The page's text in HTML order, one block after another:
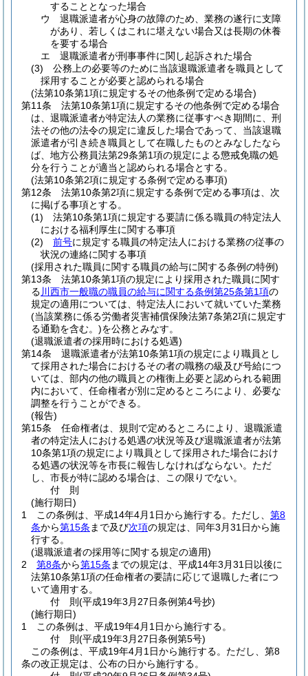
することとなった場合
ウ
退職派遣者が心身の故障のため、業務の遂行に支障
があり、若しくはこれに堪えない場合又は長期の休養
を要する場合
エ
退職派遣者が刑事事件に関し起訴された場合
(3)
公務上の必要等のために当該退職派遣者を職員として
採用することが必要と認められる場合
(法第10条第1項に規定するその他条例で定める場合)
第11条
法第10条第1項に規定するその他条例で定める場合
は、退職派遣者が特定法人の業務に従事すべき期間に、刑
法その他の法令の規定に違反した場合であって、当該退職
派遣者が引き続き職員として在職したものとみなしたなら
ば、地方公務員法第29条第1項の規定による懲戒免職の処
分を行うことが適当と認められる場合とする。
(法第10条第2項に規定する条例で定める事項)
第12条
法第10条第2項に規定する条例で定める事項は、次
に掲げる事項とする。
(1)
法第10条第1項に規定する要請に係る職員の特定法人
における福利厚生に関する事項
(2)
前号に規定する職員の特定法人における業務の従事の
状況の連絡に関する事項
(採用された職員に関する職員の給与に関する条例の特例)
第13条
法第10条第1項の規定により採用された職員に関す
る 川西市一般職の職員の給与に関する条例第25条第1項の
規定の適用については、特定法人において就いていた業務
(当該業務に係る労働者災害補償保険法第7条第2項に規定す
る通勤を含む。)を公務とみなす。
(退職派遣者の採用時における処遇)
第14条
退職派遣者が法第10条第1項の規定により職員とし
て採用された場合におけるその者の職務の級及び号給につ
いては、部内の他の職員との権衡上必要と認められる範囲
内において、任命権者が別に定めるところにより、必要な
調整を行うことができる。
(報告)
第15条
任命権者は、規則で定めるところにより、退職派遣
者の特定法人における処遇の状況等及び退職派遣者が法第
10条第1項の規定により職員として採用された場合におけ
る処遇の状況等を市長に報告しなければならない。 ただ
し、市長が特に認める場合は、この限りでない。
付 則
(施行期日)
1
この条例は、平成14年4月1日から施行する。 ただし、 第8
条から第15条 まで及び次項の規定は、同年3月31日から施
行する。
(退職派遣者の採用等に関する規定の適用)
2
第8条から第15条 までの規定は、平成14年3月31日以後に
法第10条第1項の任命権者の要請に応じて退職した者につ
いて適用する。
付 則(平成19年3月27日条例第4号抄)
(施行期日)
1
この条例は、平成19年4月1日から施行する。
付 則(平成19年3月27日条例第5号)
この条例は、平成19年4月1日から施行する。 ただし、第8
条の改正規定は、公布の日から施行する。